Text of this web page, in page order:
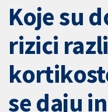
Koje su
rizici
se daju